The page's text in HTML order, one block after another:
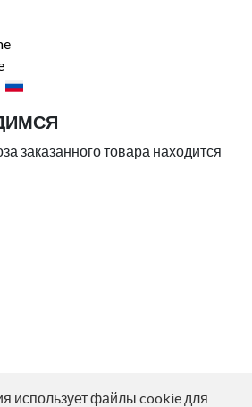
заказанного товара находится
использует файлы cookie для